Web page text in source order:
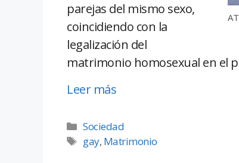
parejas del mismo sexo,
coincidiendo con la
legalización del
matrimonio homosexual en el
Leer más
Sociedad
gay, Matrimonio